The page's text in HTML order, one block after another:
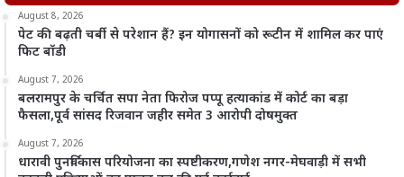
August 8, 2026
पेट की बढ़ती चर्बी से परेशान हैं? इन योगासनों को रूटीन में शामिल कर पाएं
फिट बॉडी
August 7, 2026
बलरामपुर के चर्चित सपा नेता फिरोज पप्पू हत्याकांड में कोर्ट का बड़ा
फैसला,पूर्व सांसद रिजवान जहीर समेत 3 आरोपी दोषमुक्त
August 7, 2026
धारावी पुनर्विकास परियोजना का स्पष्टीकरण,गणेश नगर-मेघवाड़ी में सभी